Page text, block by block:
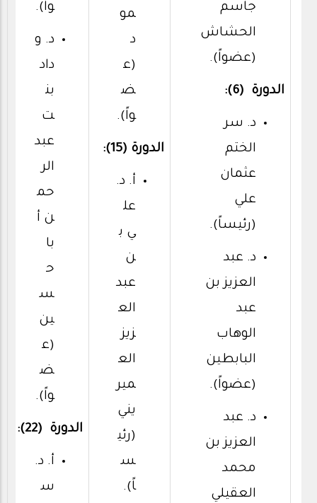
جاسم
الحشاش
(عضواً).
الدورة (6):
د. سر
الختم
عثمان
علي
(رئيساً).
د. عبد
العزيز بن
عبد
الوهاب
البابطين
(عضواً).
د. عبد
العزيز بن
محمد
العقيلي
مو
د
(ع
ض
واً).
الدورة (15):
أ. د.
عل
ي ب
ن
عبد
الع
زيز
الع
مير
يني
(رئي
س
اً).
واً).
د. و
داد
بن
ت
عبد
الر
حم
ن أ
با
ح
س
ين
(ع
ض
واً).
الدورة (22):
أ. د.
س